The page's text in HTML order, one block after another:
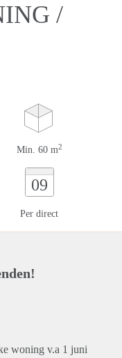
/
Min. 60 m2
09
Per direct
woning v.a 1 juni